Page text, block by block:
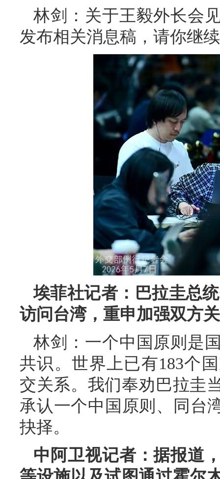
林剑：关于王毅外长会
发布相关消息稿，请你继
埃菲社记者：巴拉圭总
访问台湾，重申加强双方
林剑：一个中国原则是
共识。世界上已有183个
交关系。我们奉劝巴拉圭
承认一个中国原则、同台
抉择。
中阿卫视记者：据报道